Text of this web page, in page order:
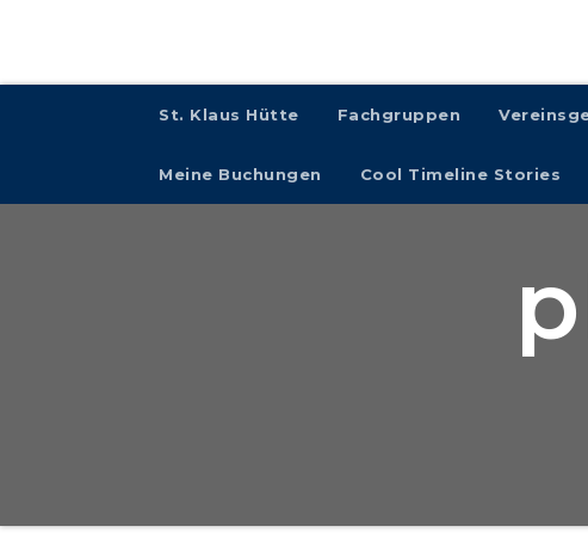
St. Klaus Hütte Fachgruppen
Meine Buchungen Cool Timeline Stories